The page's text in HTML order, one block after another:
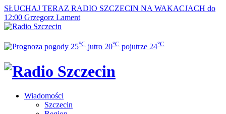
SŁUCHAJ TERAZ RADIO SZCZECIN NA WAKACJACH do
12:00 Grzegorz Lament
25°C jutro 20°C pojutrze 24°C
Wiadomości
Szczecin